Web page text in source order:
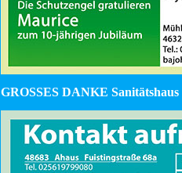
GROSSES DANKE